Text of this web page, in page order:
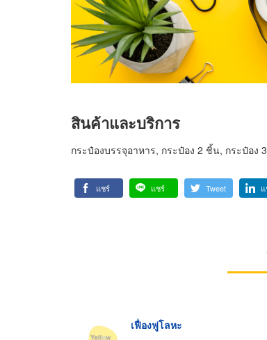
สินค้าและบริการ
กระป๋องบรรจุอาหาร, กระป๋อง 2 ชิ้น, กระป๋อง
แชร์ แชร์ Tweet
เฟื่องฟูโลหะ